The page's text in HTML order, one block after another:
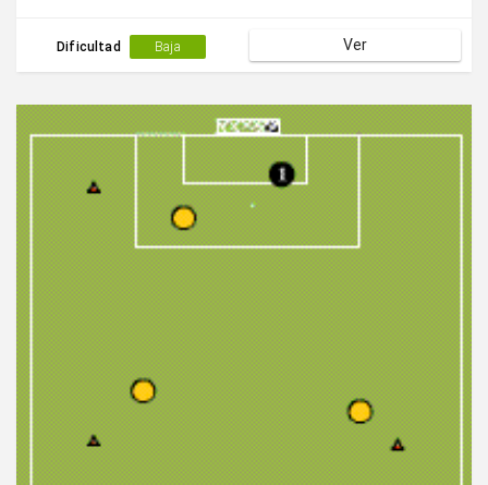
Dificultad Baja Ver